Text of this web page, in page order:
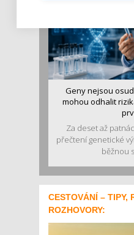
Geny nejsou
mohou odhalit
Za deset až
přečtení genetické
běžnou
CESTOVÁNÍ – TIPY,
ROZHOVORY: